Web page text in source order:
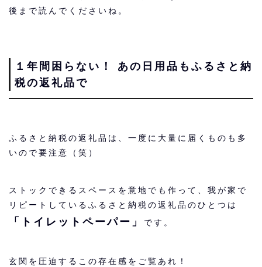
後まで読んでくださいね。
１ 年間困らない！ あの日用品もふるさと納
税の返礼品で
ふるさと納税の返礼品は、一度に大量に届くものも多
いので要注意（笑）
ストックできるスペースを意地でも作って、我が家で
リピートしているふるさと納税の返礼品のひとつは
「トイレットペーパー」 です。
玄関を圧迫するこの存在感をご覧あれ！